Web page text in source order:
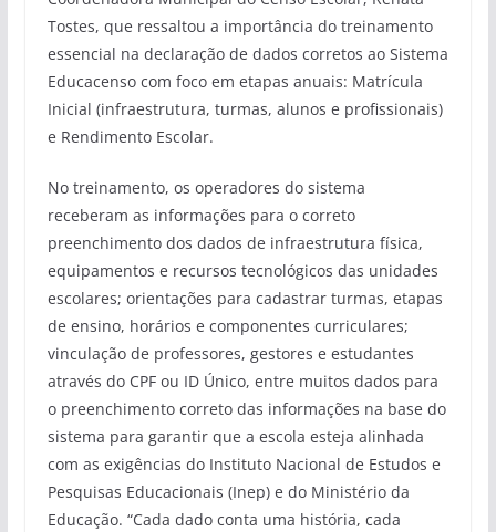
Tostes, que ressaltou a importância do treinamento
essencial na declaração de dados corretos ao Sistema
Educacenso com foco em etapas anuais: Matrícula
Inicial (infraestrutura, turmas, alunos e profissionais)
e Rendimento Escolar.
No treinamento, os operadores do sistema
receberam as informações para o correto
preenchimento dos dados de infraestrutura física,
equipamentos e recursos tecnológicos das unidades
escolares; orientações para cadastrar turmas, etapas
de ensino, horários e componentes curriculares;
vinculação de professores, gestores e estudantes
através do CPF ou ID Único, entre muitos dados para
o preenchimento correto das informações na base do
sistema para garantir que a escola esteja alinhada
com as exigências do Instituto Nacional de Estudos e
Pesquisas Educacionais (Inep) e do Ministério da
Educação. “Cada dado conta uma história, cada